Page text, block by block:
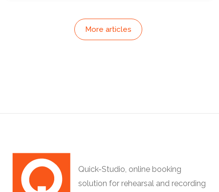
More articles
Quick-Studio, online booking
solution for rehearsal and recording